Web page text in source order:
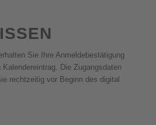
Sie Ihre Anmeldebestätigung
Die Zugangsdaten
rechtzeitig vor Beginn des digital